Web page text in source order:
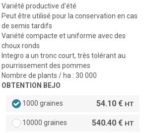
Variété productive d'été
Peut être utilisé pour la conservation en cas
de semis tardifs
Variété compacte et uniforme avec des
choux ronds
Integro a un tronc court, très tolérant au
pourrissement des pommes
Nombre de plants / ha : 30 000
OBTENTION BEJO
1000 graines 54.10 € HT
10000 graines 540.40 € HT